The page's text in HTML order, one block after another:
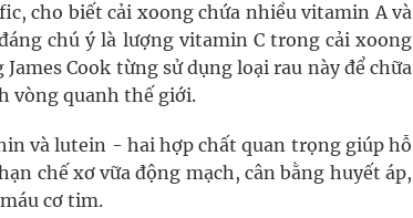
cho biết cải xoong chứa nhiều vitamin A và
chú ý là lượng vitamin C trong cải xoong
Cook từng sử dụng loại rau này để chữa
vòng quanh thế giới.
và lutein - hai hợp chất quan trọng giúp hỗ
chế xơ vữa động mạch, cân bằng huyết áp,
cơ tim.